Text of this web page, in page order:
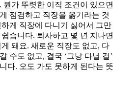
뭔가 뚜렷한 이직 조건이 있으면
점검하고 직장을 옮기라는 것
게 직장에 다니기 싫어서 그만
습니다. 퇴사하고 몇 년 지나면
돼요. 새로운 직장도 없고, 다
수도 없고, 결국 ‘그냥 다닐 걸’
다. 오도 가도 못하게 된다는 뜻